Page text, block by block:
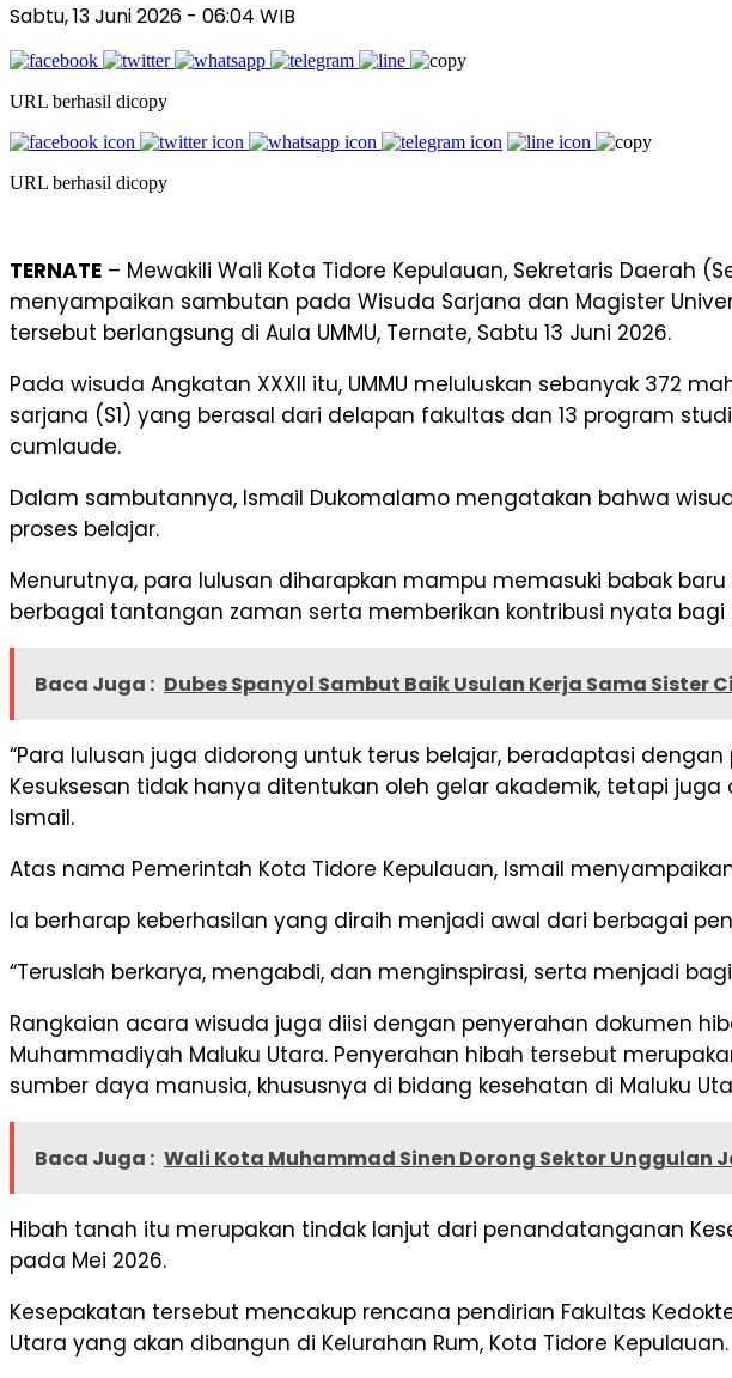
Sabtu, 13 Juni 2026 - 06:04 WIB
URL berhasil dicopy
URL berhasil dicopy
TERNATE – Mewakili Wali Kota Tidore Kepulauan, Sekretaris Daerah
menyampaikan sambutan pada Wisuda Sarjana dan Magister
tersebut berlangsung di Aula UMMU, Ternate, Sabtu 13 Juni 2026.
Pada wisuda Angkatan XXXII itu, UMMU meluluskan sebanyak 372
sarjana (S1) yang berasal dari delapan fakultas dan 13 program
cumlaude.
Dalam sambutannya, Ismail Dukomalamo mengatakan bahwa
proses belajar.
Menurutnya, para lulusan diharapkan mampu memasuki babak
berbagai tantangan zaman serta memberikan kontribusi nyata
Baca Juga : Dubes Spanyol Sambut Baik Usulan Kerja Sama Sister
“Para lulusan juga didorong untuk terus belajar, beradaptasi
Kesuksesan tidak hanya ditentukan oleh gelar akademik, tetapi
Ismail.
Atas nama Pemerintah Kota Tidore Kepulauan, Ismail
Ia berharap keberhasilan yang diraih menjadi awal dari berbagai
“Teruslah berkarya, mengabdi, dan menginspirasi, serta menjadi
Rangkaian acara wisuda juga diisi dengan penyerahan dokumen
Muhammadiyah Maluku Utara. Penyerahan hibah tersebut
sumber daya manusia, khususnya di bidang kesehatan di Maluku
Baca Juga : Wali Kota Muhammad Sinen Dorong Sektor Unggulan
Hibah tanah itu merupakan tindak lanjut dari penandatanganan
pada Mei 2026.
Kesepakatan tersebut mencakup rencana pendirian Fakultas
Utara yang akan dibangun di Kelurahan Rum, Kota Tidore Kepulauan.